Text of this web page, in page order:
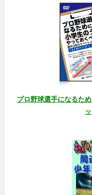
プロ野球選手になるた